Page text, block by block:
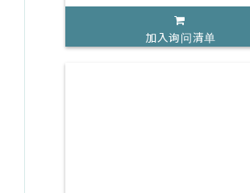
加入询问清单